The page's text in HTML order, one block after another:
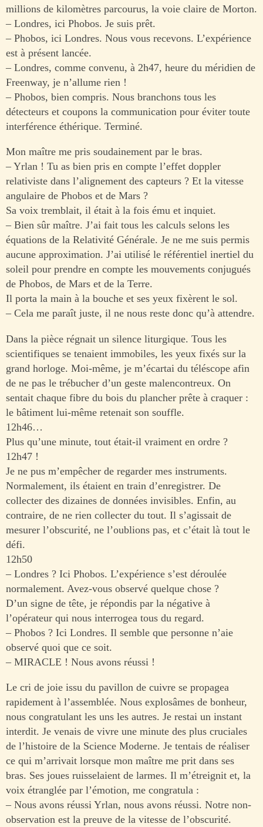
millions de kilomètres parcourus, la voie claire de Morton.
– Londres, ici Phobos. Je suis prêt.
– Phobos, ici Londres. Nous vous recevons. L’expérience
est à présent lancée.
– Londres, comme convenu, à 2h47, heure du méridien de
Freenway, je n’allume rien !
– Phobos, bien compris. Nous branchons tous les
détecteurs et coupons la communication pour éviter toute
interférence éthérique. Terminé.
Mon maître me pris soudainement par le bras.
– Yrlan ! Tu as bien pris en compte l’effet doppler
relativiste dans l’alignement des capteurs ? Et la vitesse
angulaire de Phobos et de Mars ?
Sa voix tremblait, il était à la fois ému et inquiet.
– Bien sûr maître. J’ai fait tous les calculs selons les
équations de la Relativité Générale. Je ne me suis permis
aucune approximation. J’ai utilisé le référentiel inertiel du
soleil pour prendre en compte les mouvements conjugués
de Phobos, de Mars et de la Terre.
Il porta la main à la bouche et ses yeux fixèrent le sol.
– Cela me paraît juste, il ne nous reste donc qu’à attendre.
Dans la pièce régnait un silence liturgique. Tous les
scientifiques se tenaient immobiles, les yeux fixés sur la
grand horloge. Moi-même, je m’écartai du téléscope afin
de ne pas le trébucher d’un geste malencontreux. On
sentait chaque fibre du bois du plancher prête à craquer :
le bâtiment lui-même retenait son souffle.
12h46…
Plus qu’une minute, tout était-il vraiment en ordre ?
12h47 !
Je ne pus m’empêcher de regarder mes instruments.
Normalement, ils étaient en train d’enregistrer. De
collecter des dizaines de données invisibles. Enfin, au
contraire, de ne rien collecter du tout. Il s’agissait de
mesurer l’obscurité, ne l’oublions pas, et c’était là tout le
défi.
12h50
– Londres ? Ici Phobos. L’expérience s’est déroulée
normalement. Avez-vous observé quelque chose ?
D’un signe de tête, je répondis par la négative à
l’opérateur qui nous interrogea tous du regard.
– Phobos ? Ici Londres. Il semble que personne n’aie
observé quoi que ce soit.
– MIRACLE ! Nous avons réussi !
Le cri de joie issu du pavillon de cuivre se propagea
rapidement à l’assemblée. Nous explosâmes de bonheur,
nous congratulant les uns les autres. Je restai un instant
interdit. Je venais de vivre une minute des plus cruciales
de l’histoire de la Science Moderne. Je tentais de réaliser
ce qui m’arrivait lorsque mon maître me prit dans ses
bras. Ses joues ruisselaient de larmes. Il m’étreignit et, la
voix étranglée par l’émotion, me congratula :
– Nous avons réussi Yrlan, nous avons réussi. Notre non-
observation est la preuve de la vitesse de l’obscurité.